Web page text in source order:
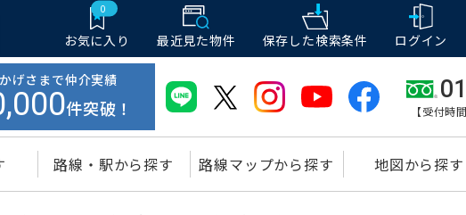
0
お気に入り 最近見た物件 保存した検索条件 ログイン
げさまで仲介実績
件突破！ 【受付時
路線・駅から探す 路線マップから探す 地図から探す